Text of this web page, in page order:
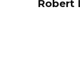
Robert